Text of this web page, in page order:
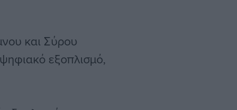
και Σύρου
εξοπλισμό,